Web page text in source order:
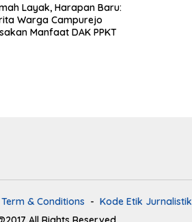
Layak, Harapan Baru:
Warga Campurejo
Manfaat DAK PPKT
Term & Conditions Kode Etik Jurnalistik